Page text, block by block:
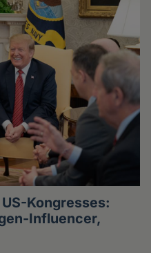
Kongresses:
Influencer,